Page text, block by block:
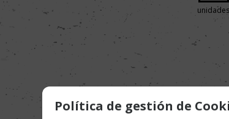
unidades
Política de gestión de